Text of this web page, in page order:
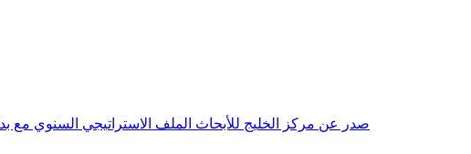
صدر عن مركز الخليج للأبحاث الملف الاستراتيجي السنوي مع بداية عام 2026م، باللغتين العربية والانجليزية وتضمن دراسات تحليلية ورؤى معمقة، وقراءات دقيقة ورصدًا